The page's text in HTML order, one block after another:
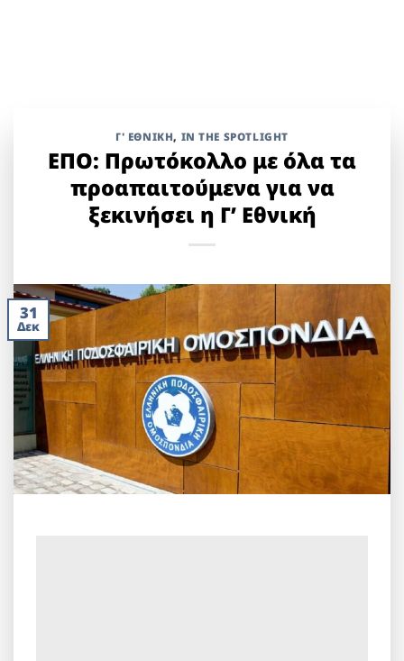
Γ' ΕΘΝΙΚΉ, IN THE SPOTLIGHT
ΕΠΟ: Πρωτόκολλο με όλα τα
προαπαιτούμενα για να
ξεκινήσει η Γ’ Εθνική
31
Δεκ